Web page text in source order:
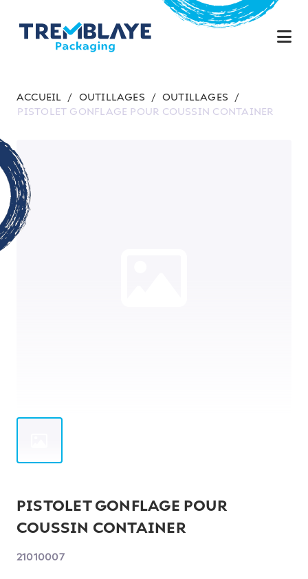
ACCUEIL / OUTILLAGES / OUTILLAGES
/
PISTOLET GONFLAGE POUR COUSSIN CONTAINER
PISTOLET GONFLAGE POUR
COUSSIN CONTAINER
21010007